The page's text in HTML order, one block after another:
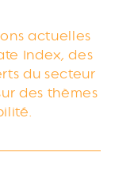
actuelles
Index, des
du secteur
des thèmes